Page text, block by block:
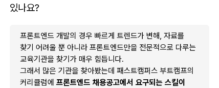
있나요?
프론트엔드 개발의 경우 빠르게 트렌드가 변해, 자료를
찾기 어려울 뿐 아니라 프론트엔드만을 전문적으로 다루는
교육기관을 찾기가 매우 힘듭니다.
그래서 많은 기관을 찾아봤는데 패스트캠퍼스 부트캠프의
커리큘럼에 프론트엔드 채용공고에서 요구되는 스킬이